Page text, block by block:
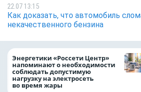
22.07 13:15
Как доказать, что автомобиль
некачественного бензина
Энергетики «Россети Центр»
напоминают о необходимости
соблюдать допустимую
нагрузку на электросеть
во время жары